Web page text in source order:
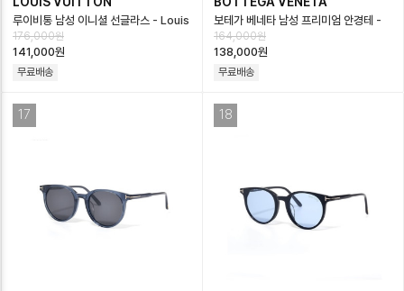
루이비통 남성 이니셜 선글라스 - Louis
vuitton Mens Sunglasses -…
176,000원
141,000원
무료배송
보테가 베네타 남성 프리미엄 안경테 -
Bottega veneta Mens Premium
…
164,000원
138,000원
무료배송
17 18